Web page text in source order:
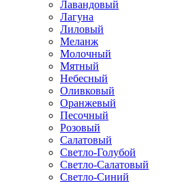
Лавандовый
Лагуна
Лиловый
Меланж
Молочный
Мятный
Небесный
Оливковый
Оранжевый
Песочный
Розовый
Салатовый
Светло-Голубой
Светло-Салатовый
Светло-Синий